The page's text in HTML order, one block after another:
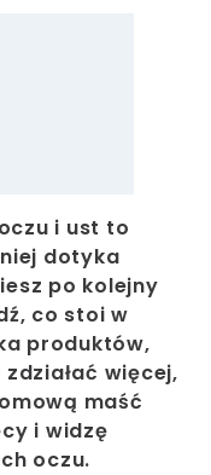
i ust to
dotyka
po kolejny
co stoi w
produktów,
więcej,
maść
i widzę
oczu.